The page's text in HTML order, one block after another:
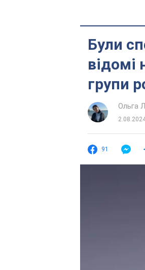
Були
відомі
групи
Ольга
91